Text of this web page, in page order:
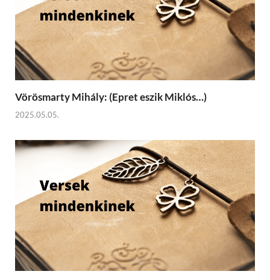
Vörösmarty Mihály: (Epret eszik Miklós…)
2025.05.05.